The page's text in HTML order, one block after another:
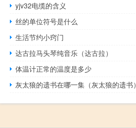
yjv32电缆的含义
丝的单位符号是什么
生活节约小窍门
达古拉马头琴纯音乐（达古拉）
体温计正常的温度是多少
灰太狼的遗书在哪一集（灰太狼的遗书）